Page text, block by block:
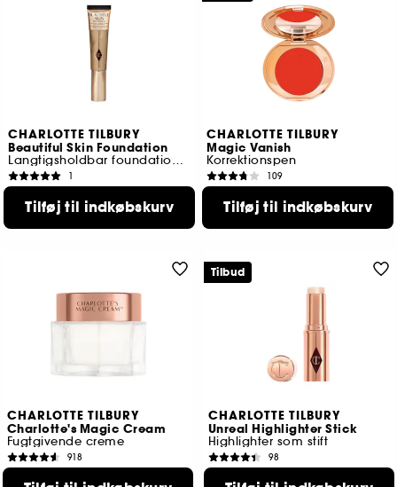
CHARLOTTE TILBURY
Beautiful Skin Foundation
Langtigsholdbar foundation med justerbar dækkeevne
1
30 tilgængelige farver
Tilføj til indkøbskurv
CHARLOTTE TILBURY
Magic Vanish
Korrektionspen
109
4 tilgængelige farver
Tilføj til indkøbskurv
CHARLOTTE TILBURY
Charlotte's Magic Cream
Fugtgivende creme
918
CHARLOTTE TILBURY
Unreal Highlighter Stick
Highlighter som stift
98
Tilbud